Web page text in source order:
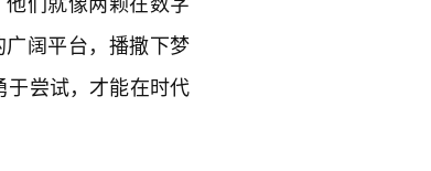
阔平台，播撒下梦
于尝试，才能在时代